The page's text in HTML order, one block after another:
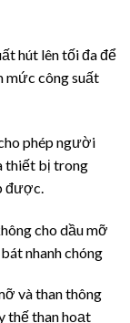
hút lên tối đa để
mức công suất
phép người
thiết bị trong
được.
cho dầu mỡ
nhanh chóng
và than thông
thế than hoạt